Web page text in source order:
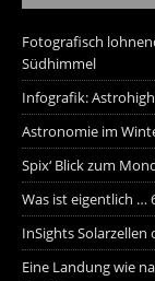
Fotografisch
Südhimmel
Infografik:
Astronomie im
Spix‘ Blick zum
Was ist eigentlich …
InSights
Eine Landung wie